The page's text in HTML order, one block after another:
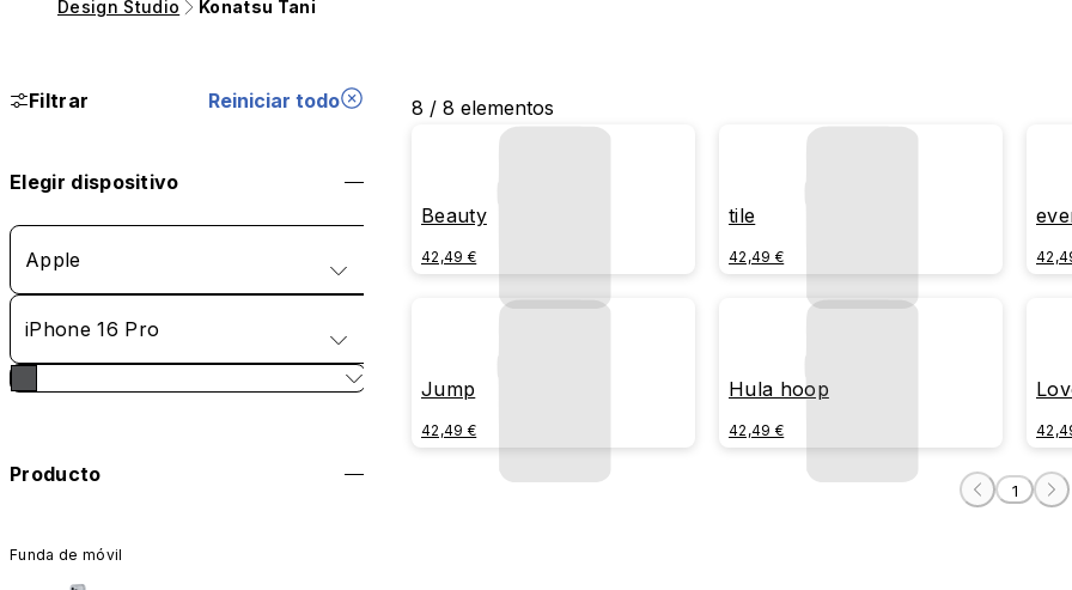
Design Studio Konatsu Tani
Filtrar Reiniciar todo
Elegir dispositivo
Apple
iPhone 16 Pro
Producto
Funda de móvil
8 / 8 elementos
Beauty
42,49 €
tile
42,49 €
Jump
42,49 €
Hula hoop
42,49 €
1